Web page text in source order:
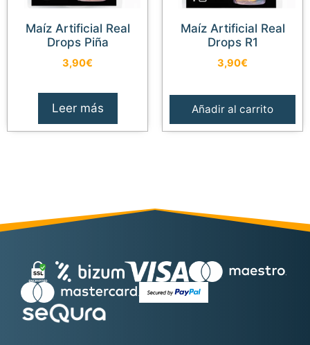
Maíz Artificial Real
Drops Piña
3,90€
Leer más
Maíz Artificial Real
Drops R1
3,90€
Añadir al carrito